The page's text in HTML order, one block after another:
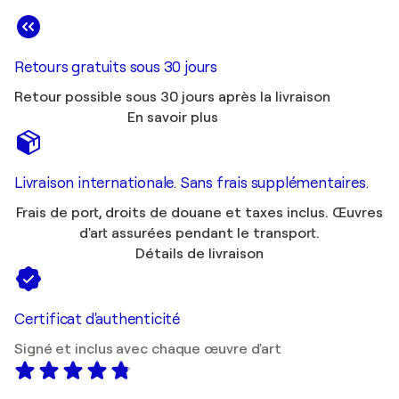
Retours gratuits sous 30 jours
Retour possible sous 30 jours après la livraison
En savoir plus
Livraison internationale. Sans frais supplémentaires.
Frais de port, droits de douane et taxes inclus. Œuvres
d'art assurées pendant le transport.
Détails de livraison
Certificat d'authenticité
Signé et inclus avec chaque œuvre d'art